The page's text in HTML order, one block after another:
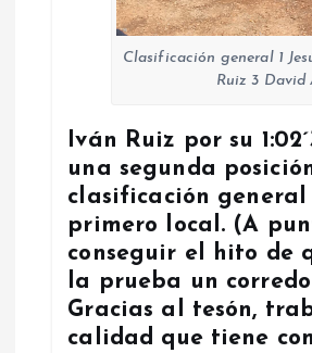
Clasificación general 1
Ruiz 3 David
Iván Ruiz por su
una segunda
clasificación general
primero local. (A
conseguir el hito de
la prueba un
Gracias al tesón,
calidad que tiene